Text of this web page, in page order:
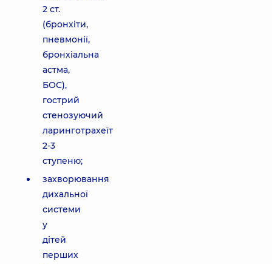
2 ст.
(бронхіти,
пневмонії,
бронхіальна
астма,
БОС),
гострий
стенозуючий
ларинготрахеїт
2-3
ступеню;
захворювання
дихальної
системи
у
дітей
перших